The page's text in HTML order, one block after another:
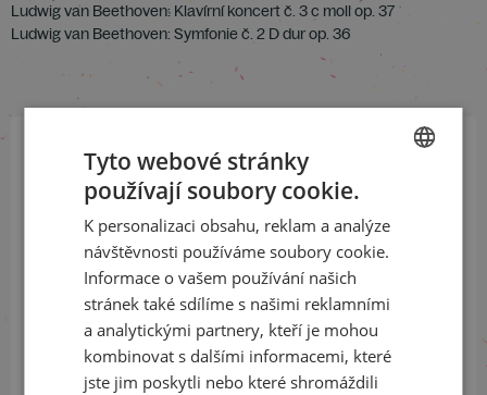
Ludwig van Beethoven: Klavírní koncert č. 3 c moll op. 37
Ludwig van Beethoven: Symfonie č. 2 D dur op. 36
Přihlaste se k našemu newsletteru
a buďte jako první v obraze
ODEBÍRAT NEWSLETTER
Sledujte nás na sociálních sítích
ENGLISH
Tyto webové stránky
používají soubory cookie.
K personalizaci obsahu, reklam a analýze
návštěvnosti používáme soubory cookie.
Informace o vašem používání našich
stránek také sdílíme s našimi reklamními
a analytickými partnery, kteří je mohou
kombinovat s dalšími informacemi, které
jste jim poskytli nebo které shromáždili